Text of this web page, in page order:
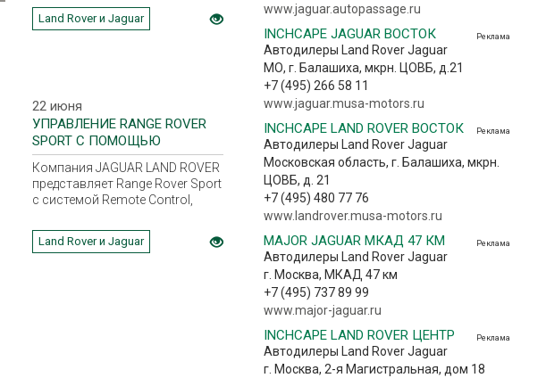
модельного года.
Land Rover и Jaguar
22 июня
УПРАВЛЕНИЕ RANGE ROVER
SPORT С ПОМОЩЬЮ
СМАРТФОНА
Компания JAGUAR LAND ROVER
представляет Range Rover Sport
с системой Remote Control,
автомобилем с помощью
смартфона
Land Rover и Jaguar
www.jaguar.autopassage.ru
Реклама
INCHCAPE JAGUAR ВОСТОК
Автодилеры Land Rover Jaguar
МО, г. Балашиха, мкрн. ЦОВБ, д.21
+7 (495) 266 58 11
www.jaguar.musa-motors.ru
Реклама
INCHCAPE LAND ROVER ВОСТОК
Автодилеры Land Rover Jaguar
Московская область, г. Балашиха, мкрн.
ЦОВБ, д. 21
+7 (495) 480 77 76
www.landrover.musa-motors.ru
Реклама
MAJOR JAGUAR МКАД 47 КМ
Автодилеры Land Rover Jaguar
г. Москва, МКАД 47 км
+7 (495) 737 89 99
www.major-jaguar.ru
Реклама
INCHCAPE LAND ROVER ЦЕНТР
Автодилеры Land Rover Jaguar
г. Москва, 2-я Магистральная, дом 18